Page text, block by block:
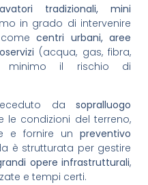
tradizionali, mini
in grado di intervenire
comecentri urbani, aree
(acqua, gas, fibra,
minimo il rischio di
da sopralluogo
le condizioni del terreno,
e fornire un preventivo
è strutturata per gestire
opere infrastrutturali,
e tempi certi.